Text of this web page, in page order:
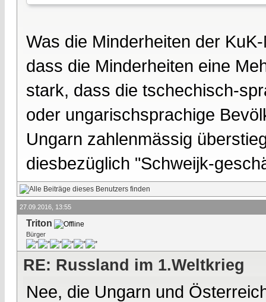
Was die Minderheiten der
dass die Minderheiten eine
stark, dass die tschechisch-
oder ungarischsprachige
Ungarn zahlenmässig
diesbezüglich "Schweijk-
27.09.2016, 13:55
Triton
Bürger
RE: Russland im 1.Weltkrieg
Nee, die Ungarn und